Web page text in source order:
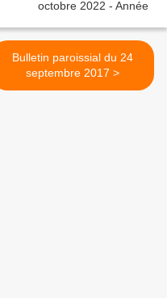
Bulletin paroissial du 24
septembre 2017 >